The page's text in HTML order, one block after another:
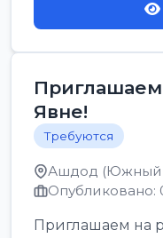
Приглашаем
Явне!
Требуются
Ашдод (Южный
Опубликовано:
Приглашаем на